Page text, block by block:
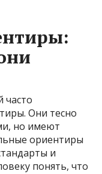
часто
Они тесно
но имеют
ориентиры
и
понять, что